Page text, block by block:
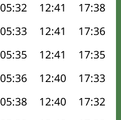
05:32 12:41 17:38
05:33 12:41 17:36
05:35 12:41 17:35
05:36 12:40 17:33
05:38 12:40 17:32